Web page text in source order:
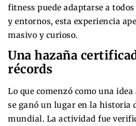
fitness puede adaptarse a
y entornos, esta experiencia
masivo y curioso.
Una hazaña
récords
Lo que comenzó como una
se ganó un lugar en la historia
mundial. La actividad fue